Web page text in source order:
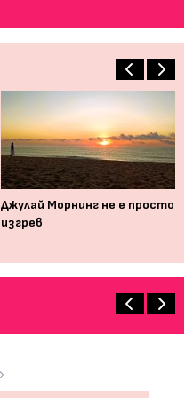
Джулай Морнинг не е просто
изгрев